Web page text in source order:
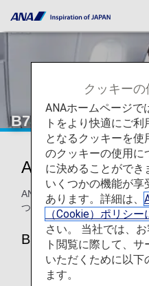
B787-8プレミアム
ANAプレミアム
ANAのB787-8 プレミアムエ
ついてのご案内です。
B787-8
クッキー
ANAホームページで
トをより快適にご
となるクッキーを
のクッキーの使用に
に決めることができ
いくつかの機能が享
あります。詳細は、
（Cookie）ポリシー
さい。 当社では、
ト閲覧に際して、
いただくために以下
ます。